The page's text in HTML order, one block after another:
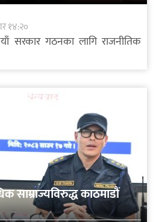
१४:२०
सरकार गठनका लागि राजनीतिक
साम्राज्यविरुद्ध काठमाडौं